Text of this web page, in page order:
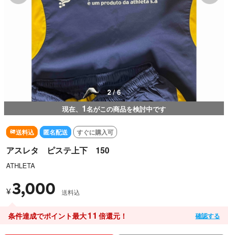
2 / 6
現在、 1名がこの商品を検討中です
送料込 匿名配送 すぐに購入可
アスレタ ピステ上下 150
ATHLETA
¥3,000 送料込
条件達成でポイント最大11 倍還元！ 確認する